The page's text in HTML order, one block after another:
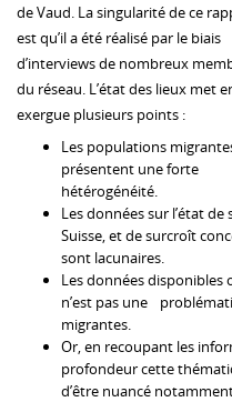
de Vaud. La singularité de ce
est qu’il a été réalisé par le biais
d’interviews de nombreux
du réseau. L’état des lieux met
exergue plusieurs points :
Les populations
présentent une forte
hétérogénéité.
Les données sur l’état
Suisse, et de surcroît
sont lacunaires.
Les données disponibles
n’est pas une
migrantes.
Or, en recoupant les
profondeur cette
d’être nuancé